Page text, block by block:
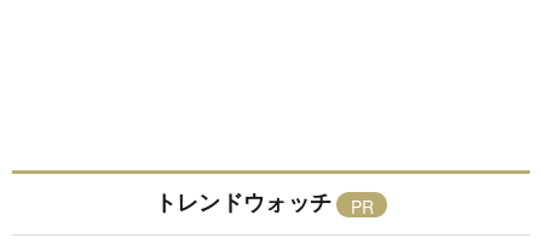
トレンドウォッチ